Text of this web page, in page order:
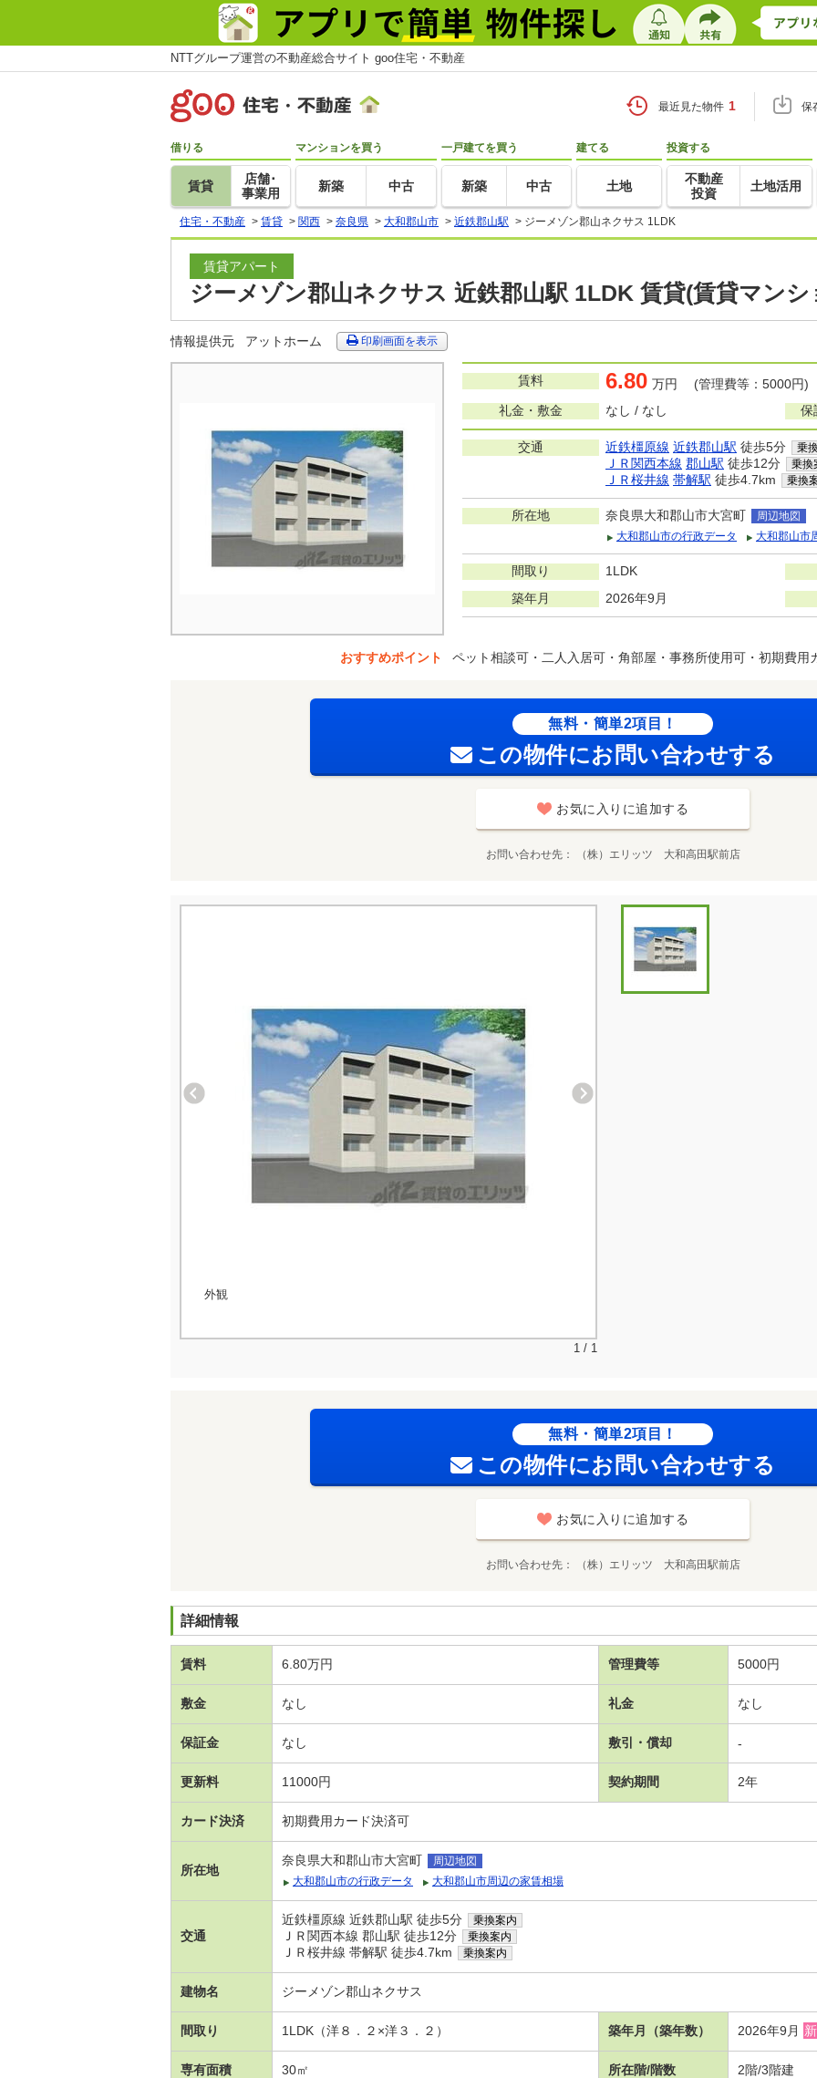
NTTグループ運営の不動産総合サイト goo住宅・不動産
最近見た物件 1 保
借りる
賃貸
店舗･
事業用
マンションを買う
新築 中古
一戸建てを買う
新築 中古
建てる
土地
投資する
不動産
投資
土地活用
住宅・不動産 > 賃貸 > 関西 > 奈良県 > 大和郡山市 > 近鉄郡山駅 > ジーメゾン郡山ネクサス 1LDK
賃貸アパート
ジーメゾン郡山ネクサス 近鉄郡山駅 1LDK 賃貸(賃貸マン
情報提供元 アットホーム 印刷画面を表示
賃料 6.80 万円 (管理費等：5000円)
礼金・敷金
なし / なし 保
交通 近鉄橿原線 近鉄郡山駅 徒歩5分 乗
ＪＲ関西本線 郡山駅 徒歩12分 乗換
ＪＲ桜井線 帯解駅 徒歩4.7km 乗換
所在地 奈良県大和郡山市大宮町
周辺地図
大和郡山市の行政データ
大和郡山市
間取り
1LDK
築年月
2026年9月
おすすめポイント ペット相談可・二人入居可・角部屋・事務所使用可・初期費用
無料・簡単2項目！
この物件にお問い合わせする
お気に入りに追加する
お問い合わせ先 （株）エリッツ 大和高田駅前店
外観
1 / 1
無料・簡単2項目！
この物件にお問い合わせする
お気に入りに追加する
お問い合わせ先 （株）エリッツ 大和高田駅前店
詳細情報
賃料 6.80万円 管理費等 5000円
敷金 なし 礼金 なし
保証金 なし 敷引・償却 -
更新料 11000円 契約期間 2年
カード決済 初期費用カード決済可
所在地
奈良県大和郡山市大宮町
周辺地図
大和郡山市の行政データ
大和郡山市周辺の家賃相場
交通
近鉄橿原線 近鉄郡山駅 徒歩5分 乗換案内
ＪＲ関西本線 郡山駅 徒歩12分 乗換案内
ＪＲ桜井線 帯解駅 徒歩4.7km 乗換案内
建物名 ジーメゾン郡山ネクサス
間取り 1LDK（洋８．２×洋３．２） 築年月（築年数） 2026年9月
専有面積 30㎡ 所在階/階数 2階/3階建